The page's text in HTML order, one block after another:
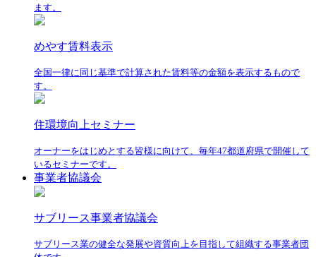
ます。
めやす賃料表示
全国一律に同じ基準で計算された賃料等の金額を表示するもので
す。
住環境向上セミナー
オーナーをはじめとする皆様に向けて、毎年47都道府県で開催して
いるセミナーです。
事業者協議会
サブリース事業者協議会
サブリース業の健全な発展や資質向上を目指して組織する事業者団